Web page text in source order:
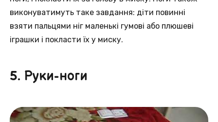
виконуватимуть таке завдання: діти повинні
взяти пальцями ніг маленькі гумові або плюшеві
іграшки і покласти їх у миску.
5. Руки-ноги